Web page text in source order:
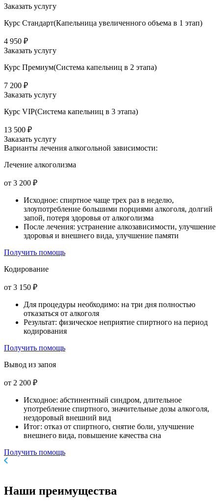
Заказать услугу
Курс Стандарт(Капельница увеличенного объема в 1 этап)
4 950 ₽
Заказать услугу
Курс Премиум(Система капельниц в 2 этапа)
7 200 ₽
Заказать услугу
Курс VIP(Система капельниц в 3 этапа)
13 500 ₽
Заказать услугу
Варианты лечения алкогольной зависимости:
Лечение алкоголизма
от 3 200 ₽
Исходное: спиртное чаще трех раз в неделю,
злоупотребление большими порциями алкоголя, долгий
запой, потеря здоровья от алкоголизма
После лечения: устранение алкозависимости, улучшение
здоровья и внешнего вида, улучшение памяти
Получить помощь
Кодирование
от 3 150 ₽
Для процедуры необходимо: на три дня полностью
отказаться от алкоголя
Результат: физическое неприятие спиртного на период
кодирования
Получить помощь
Вывод из запоя
от 2 200 ₽
Исходное: абстинентный синдром, длительное
употребление спиртного, значительные дозы алкоголя,
нездоровый внешний вид
Итог: отказ от спиртного, снятие боли, улучшение
внешнего вида, повышение качества сна
Получить помощь
Наши преимущества